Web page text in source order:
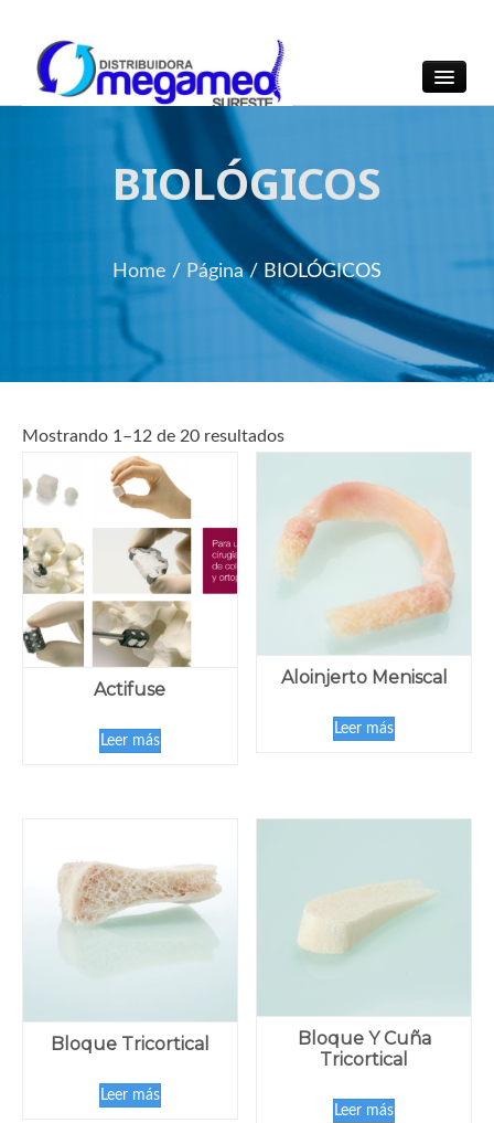
OmegaMed Sureste
OmegaMed Sureste
BIOLÓGICOS
Home / Página/ BIOLÓGICOS
Mostrando 1–12 de 20 resultados
Actifuse
Leer más
Aloinjerto Meniscal
Leer más
Bloque Tricortical
Leer más
Bloque Y Cuña
Tricortical
Leer más